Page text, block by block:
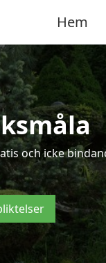
Hem
och icke